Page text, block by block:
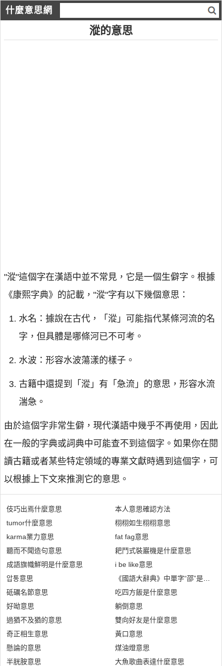
什麼意思網
漎的意思
"漎"這個字在漢語中並不常見，它是一個生僻字。根據
《康熙字典》的記載，"漎"字有以下幾個意思：
水名：據說在古代，「漎」可能指代某條河流的名
字，但具體是哪條河已不可考。
水波：形容水波蕩漾的樣子。
古籍中還提到「漎」有「急流」的意思，形容水流
湍急。
由於這個字非常生僻，現代漢語中幾乎不再使用，因此
在一般的字典或詞典中可能查不到這個字。如果你在閱
讀古籍或者某些特定領域的專業文獻時遇到這個字，可
以根據上下文來推測它的意思。
伎巧出焉什麼意思
tumor什麼意思
karma業力意思
聽而不聞造句意思
成語旗幟鮮明是什麼意思
압통意思
砥礪名節意思
好呦意思
過猶不及猶的意思
奇正相生意思
懸論的意思
半胱胺意思
本人意思確認方法
栩栩如生栩栩意思
fat fag意思
耙鬥式裝巖機是什麼意思
i be like意思
《國語大辭典》中單字“邵”是什麼
吃四方飯是什麼意思
躺倒意思
雙向好友是什麼意思
黃口意思
煤油燈意思
大魚歌曲表達什麼意思